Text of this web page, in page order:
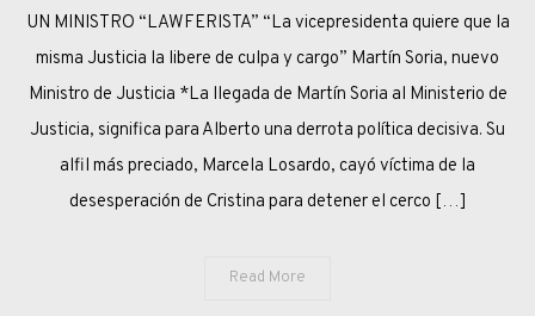
WATERLOO
DE
ALBERTO
UN MINISTRO “LAWFERISTA” “La vicepresidenta quiere que la
misma Justicia la libere de culpa y cargo” Martín Soria, nuevo
Ministro de Justicia *La llegada de Martín Soria al Ministerio de
Justicia, significa para Alberto una derrota política decisiva. Su
alfil más preciado, Marcela Losardo, cayó víctima de la
desesperación de Cristina para detener el cerco […]
Read More